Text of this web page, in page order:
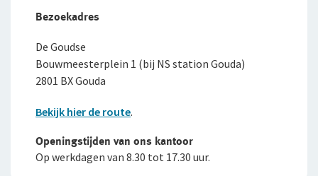
Bezoekadres
De Goudse
Bouwmeesterplein 1 (bij NS station Gouda)
2801 BX Gouda
Bekijk hier de route.
Openingstijden van ons kantoor
Op werkdagen van 8.30 tot 17.30 uur.